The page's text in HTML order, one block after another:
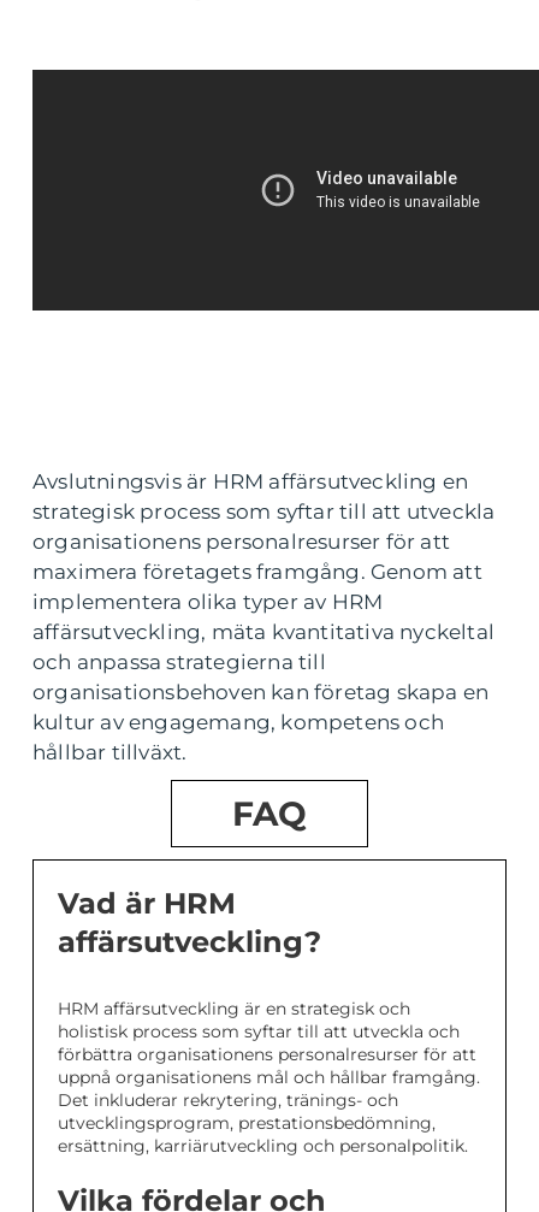
Avslutningsvis är HRM affärsutveckling en
strategisk process som syftar till att utveckla
organisationens personalresurser för att
maximera företagets framgång. Genom att
implementera olika typer av HRM
affärsutveckling, mäta kvantitativa nyckeltal
och anpassa strategierna till
organisationsbehoven kan företag skapa en
kultur av engagemang, kompetens och
hållbar tillväxt.
FAQ
Vad är HRM
affärsutveckling?
HRM affärsutveckling är en strategisk och
holistisk process som syftar till att utveckla och
förbättra organisationens personalresurser för att
uppnå organisationens mål och hållbar framgång.
Det inkluderar rekrytering, tränings- och
utvecklingsprogram, prestationsbedömning,
ersättning, karriärutveckling och personalpolitik.
Vilka fördelar och